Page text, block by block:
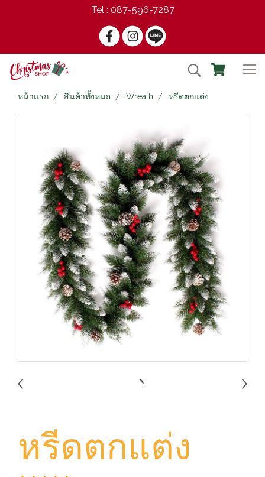
Tel : 087-596-7287
หน้าแรก สินค้าทั้งหมด Wreath หรีดตกแต่ง
หรีดตกแต่ง